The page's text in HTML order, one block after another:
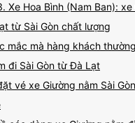
Xe Hoa Bình (Nam Ban):
từ Sài Gòn chất lượng
mắc mà hàng khách
đi Sài Gòn từ Đà Lạt
vé xe Giường nằm Sài